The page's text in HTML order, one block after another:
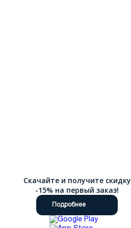
Скачайте и получите скидку
-15% на первый заказ!
Подробнее